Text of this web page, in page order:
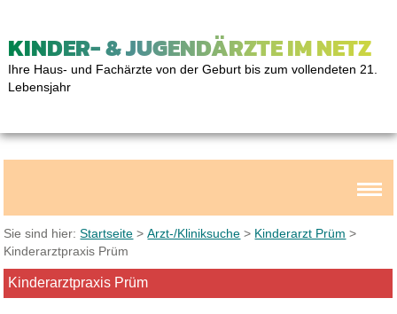
KINDER- & JUGENDÄRZTE IM NETZ
Ihre Haus- und Fachärzte von der Geburt bis zum vollendeten 21.
Lebensjahr
Sie sind hier:Startseite >Arzt-/Kliniksuche > Kinderarzt Prüm >
Kinderarztpraxis Prüm
Kinderarztpraxis Prüm